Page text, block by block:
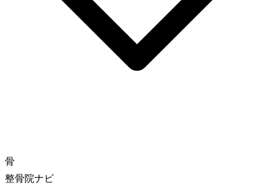
骨
整骨院ナビ